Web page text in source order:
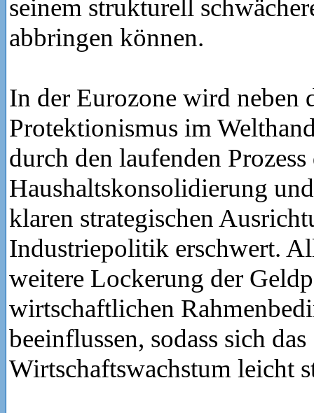
seinem strukturell
abbringen können.
In der Eurozone wird neben
Protektionismus im
durch den laufenden Prozess
Haushaltskonsolidierung
klaren strategischen
Industriepolitik erschwert.
weitere Lockerung der
wirtschaftlichen
beeinflussen, sodass sich das
Wirtschaftswachstum leicht